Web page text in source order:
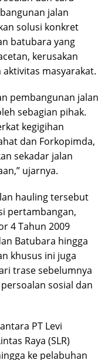
jalan
solusi konkret
batubara yang
kerusakan
masyarakat.
pembangunan jalan
sebagian pihak.
kegigihan
dan Forkopimda,
sekadar jalan
ujarnya.
hauling tersebut
pertambangan,
4 Tahun 2009
Batubara hingga
khusus ini juga
trase sebelumnya
sosial dan
PT Levi
Raya (SLR)
ke pelabuhan